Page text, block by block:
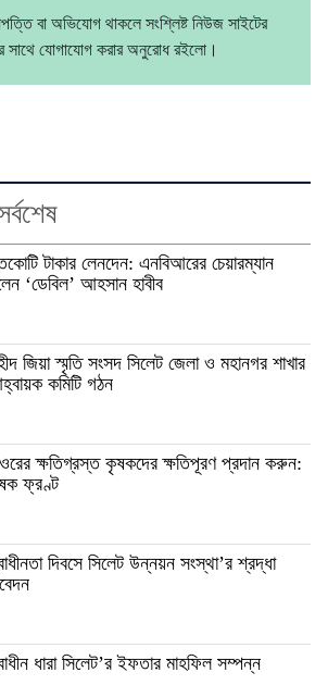
বা অভিযোগ থাকলে সংশ্লিষ্ট নিউজ সাইটের
সাথে যোগাযোগ করার অনুরোধ রইলো।
টাকার লেনদেন: এনবিআরের চেয়ারম্যান
‘ডেবিল’ আহসান হাবীব
জিয়া স্মৃতি সংসদ সিলেট জেলা ও মহানগর শাখার
কমিটি গঠন
ক্ষতিগ্রস্ত কৃষকদের ক্ষতিপূরণ প্রদান করুন:
ফ্রণ্ট
দিবসে সিলেট উন্নয়ন সংস্থা’র শ্রদ্ধা
ধারা সিলেট’র ইফতার মাহফিল সম্পন্ন